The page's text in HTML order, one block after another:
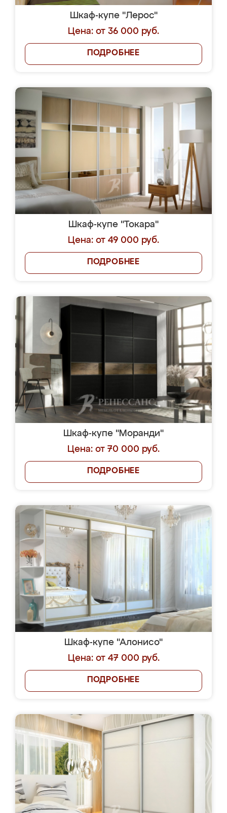
Шкаф-купе "Лерос"
Цена: от 36 000 руб.
ПОДРОБНЕЕ
Шкаф-купе "Токара"
Цена: от 49 000 руб.
ПОДРОБНЕЕ
Шкаф-купе "Моранди"
Цена: от 70 000 руб.
ПОДРОБНЕЕ
Шкаф-купе "Алонисо"
Цена: от 47 000 руб.
ПОДРОБНЕЕ